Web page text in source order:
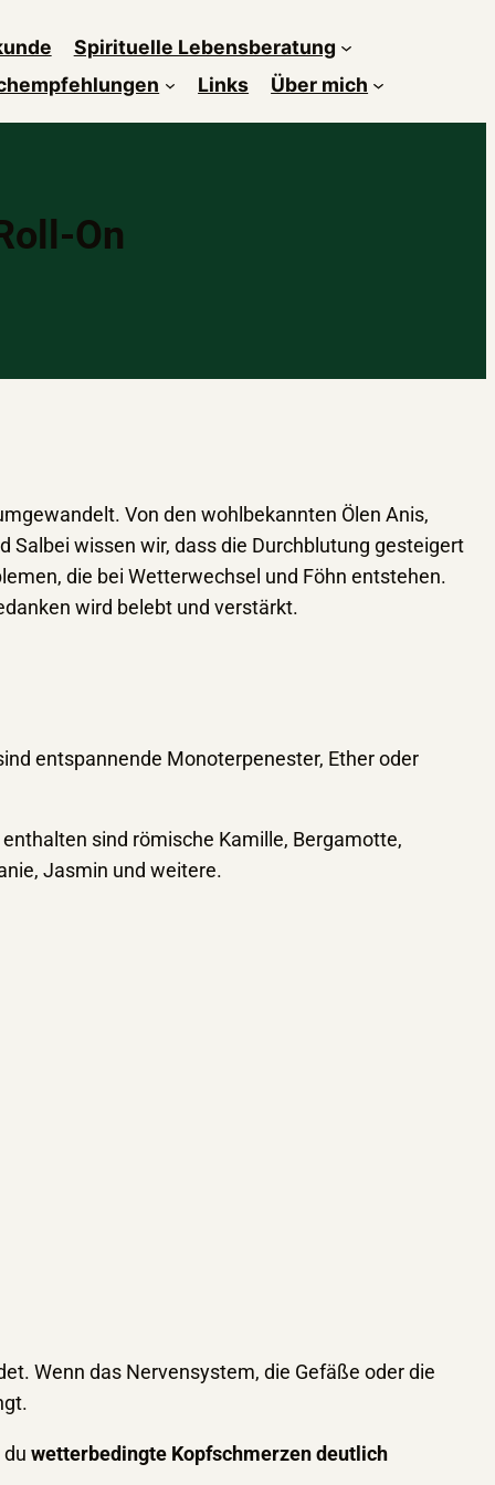
Spirituelle Lebensberatung
Links Über mich
On
Von den wohlbekannten Ölen Anis,
Salbei wissen wir, dass die Durchblutung gesteigert
die bei Wetterwechsel und Föhn entstehen.
wird belebt und verstärkt.
entspannende Monoterpenester, Ether oder
sind römische Kamille, Bergamotte,
Jasmin und weitere.
Wenn das Nervensystem, die Gefäße oder die
duwetterbedingte Kopfschmerzen deutlich